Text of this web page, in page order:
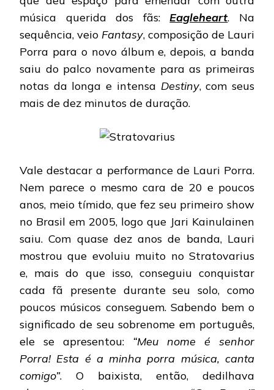
música querida dos fãs:Eagleheart. Na
sequência, veio Fantasy, composição de Lauri
Porra para o novo álbum e, depois, a banda
saiu do palco novamente para as primeiras
notas da longa e intensa Destiny, com seus
mais de dez minutos de duração.
Vale destacar a performance de Lauri Porra.
Nem parece o mesmo cara de 20 e poucos
anos, meio tímido, que fez seu primeiro show
no Brasil em 2005, logo que Jari Kainulainen
saiu. Com quase dez anos de banda, Lauri
mostrou que evoluiu muito no Stratovarius
e, mais do que isso, conseguiu conquistar
cada fã presente durante seu solo, como
poucos músicos conseguem. Sabendo bem o
significado de seu sobrenome em português,
ele se apresentou: “Meu nome é senhor
Porra! Esta é a minha porra música, canta
comigo”. O baixista, então, dedilhava